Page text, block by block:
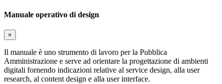
Manuale operativo di design
×
Il manuale è uno strumento di lavoro per la Pubblica
Amministrazione e serve ad orientare la progettazione di ambienti
digitali fornendo indicazioni relative al service design, alla user
research, al content design e alla user interface.